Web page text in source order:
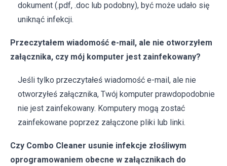
dokument (.pdf, .doc lub podobny), być może udało się
uniknąć infekcji.
Przeczytałem wiadomość e-mail, ale nie otworzyłem
załącznika, czy mój komputer jest zainfekowany?
Jeśli tylko przeczytałeś wiadomość e-mail, ale nie
otworzyłeś załącznika, Twój komputer prawdopodobnie
nie jest zainfekowany. Komputery mogą zostać
zainfekowane poprzez załączone pliki lub linki.
Czy Combo Cleaner usunie infekcje złośliwym
oprogramowaniem obecne w załącznikach do